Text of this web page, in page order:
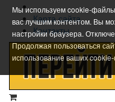
Карта сайта
Контакты
Мы используем cookie-файлы,
вас лучшим контентом. Вы
настройки браузера.
Продолжая пользоваться
использование ваших